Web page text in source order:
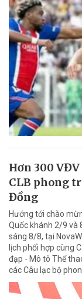
Hơn 300
CLB phong
Đồng
Hướng tới chào
Quốc khánh 2/9 và
sáng 8/8, tại
lịch phối hợp cùng
đạp - Mô tô Thể
các Câu lạc bộ